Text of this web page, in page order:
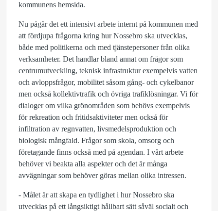
kommunens hemsida.
Nu pågår det ett intensivt arbete internt på kommunen med
att fördjupa frågorna kring hur Nossebro ska utvecklas,
både med politikerna och med tjänstepersoner från olika
verksamheter. Det handlar bland annat om frågor som
centrumutveckling, teknisk infrastruktur exempelvis vatten
och avloppsfrågor, mobilitet såsom gång- och cykelbanor
men också kollektivtrafik och övriga trafiklösningar. Vi för
dialoger om vilka grönområden som behövs exempelvis
för rekreation och fritidsaktiviteter men också för
infiltration av regnvatten, livsmedelsproduktion och
biologisk mångfald. Frågor som skola, omsorg och
företagande finns också med på agendan. I vårt arbete
behöver vi beakta alla aspekter och det är många
avvägningar som behöver göras mellan olika intressen.
- Målet är att skapa en tydlighet i hur Nossebro ska
utvecklas på ett långsiktigt hållbart sätt såväl socialt och